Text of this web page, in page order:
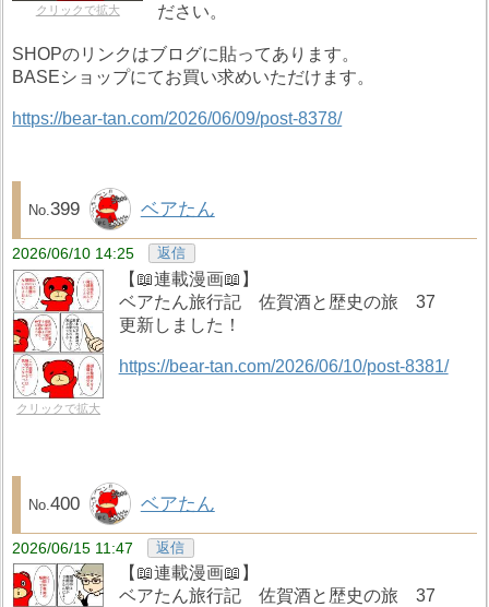
クリックで拡大
ださい。
SHOPのリンクはブログに貼ってあります。
BASEショップにてお買い求めいただけます。
https://bear-tan.com/2026/06/09/post-8378/
399 ベアたん
2026/06/10 14:25 返信
クリックで拡大
【📖連載漫画📖】
ベアたん旅行記 佐賀酒と歴史の旅 37
更新しました！
https://bear-tan.com/2026/06/10/post-8381/
400 ベアたん
2026/06/15 11:47 返信
【📖連載漫画📖】
ベアたん旅行記 佐賀酒と歴史の旅 37